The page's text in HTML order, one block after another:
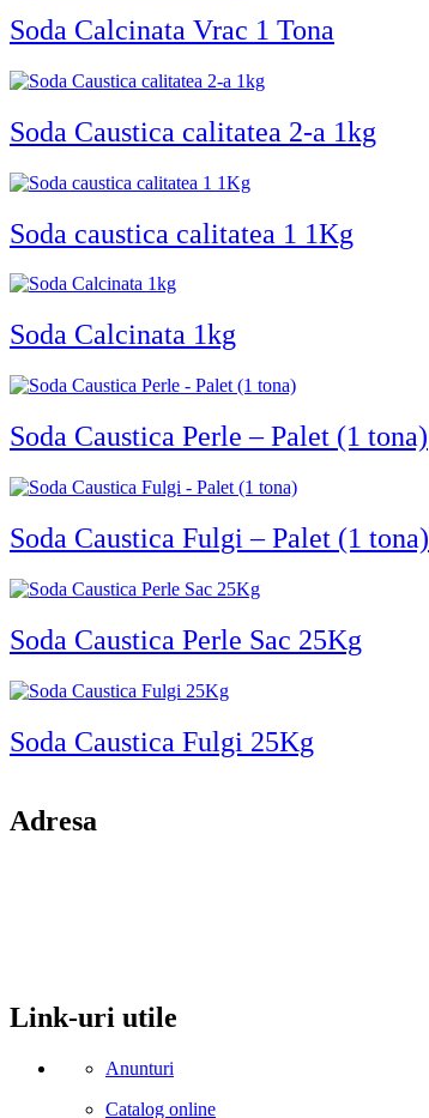
Soda Calcinata Vrac 1 Tona
Soda Caustica calitatea 2-a 1kg
Soda caustica calitatea 1 1Kg
Soda Calcinata 1kg
Soda Caustica Perle – Palet (1 tona)
Soda Caustica Fulgi – Palet (1 tona)
Soda Caustica Perle Sac 25Kg
Soda Caustica Fulgi 25Kg
Adresa
Link-uri utile
Anunturi
Catalog online